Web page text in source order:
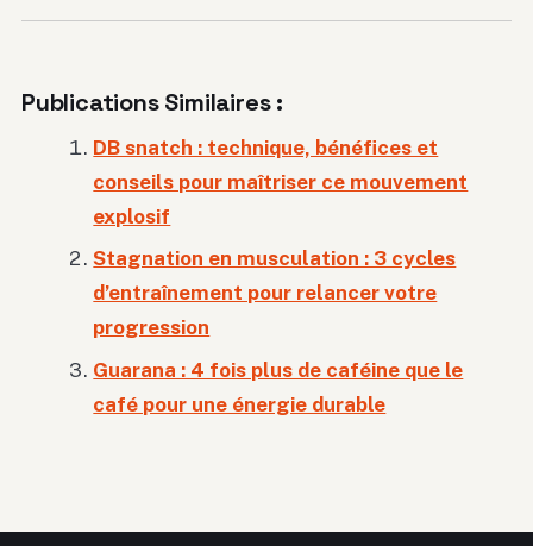
Publications Similaires :
DB snatch : technique, bénéfices et
conseils pour maîtriser ce mouvement
explosif
Stagnation en musculation : 3 cycles
d’entraînement pour relancer votre
progression
Guarana : 4 fois plus de caféine que le
café pour une énergie durable